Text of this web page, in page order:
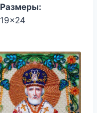
Размеры:
19x24